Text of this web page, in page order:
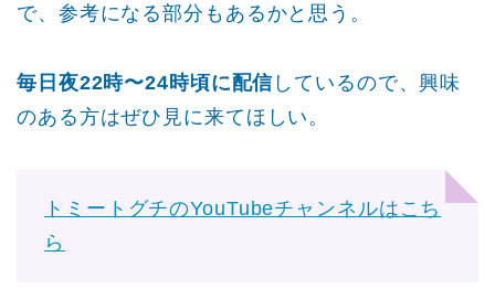
で、参考になる部分もあるかと思う。
毎日夜22時〜24時頃に配信 しているので、興味
のある方はぜひ見に来てほしい。
トミートグチのYouTubeチャンネルはこち
ら